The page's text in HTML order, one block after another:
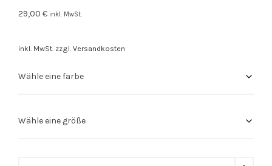
29,00 € inkl. MwSt.
inkl. MwSt. zzgl. Versandkosten